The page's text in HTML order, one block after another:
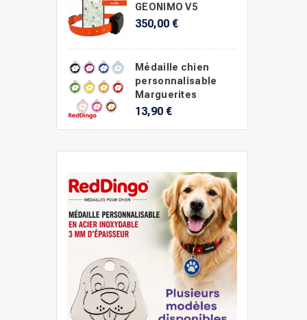
GEONIMO V5
350,00 €
Médaille chien
personnalisable
Marguerites
13,90 €